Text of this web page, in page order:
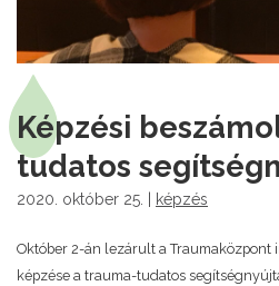
Képzési
tudatos
2020. október 25. | képzés
Október 2-án lezárult a Traumaközpont
képzése a trauma-tudatos